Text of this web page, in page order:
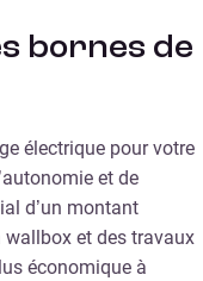
bornes de
électrique pour votre
et de
d’un montant
wallbox et des travaux
économique à